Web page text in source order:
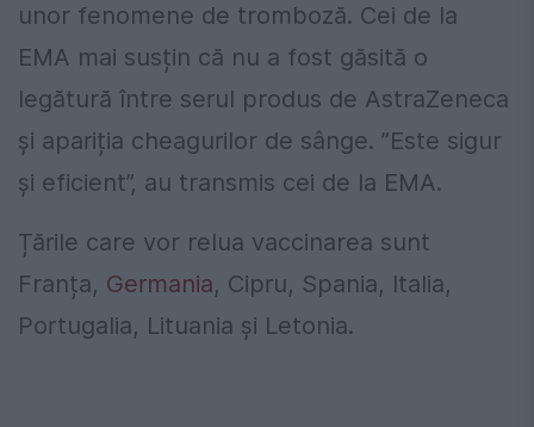
unor fenomene de tromboză. Cei de la
EMA mai susțin că nu a fost găsită o
legătură între serul produs de AstraZeneca
și apariția cheagurilor de sânge. ”Este sigur
și eficient”, au transmis cei de la EMA.
Țările care vor relua vaccinarea sunt
Franța, Germania, Cipru, Spania, Italia,
Portugalia, Lituania și Letonia.